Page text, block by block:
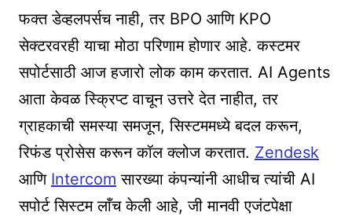
फक्त डेव्हलपर्सच नाही, तर BPO आणि KPO
सेक्टरवरही याचा मोठा परिणाम होणार आहे. कस्टमर
सपोर्टसाठी आज हजारो लोक काम करतात. AI Agents
आता केवळ स्क्रिप्ट वाचून उत्तरे देत नाहीत, तर
ग्राहकाची समस्या समजून, सिस्टममध्ये बदल करून,
रिफंड प्रोसेस करून कॉल क्लोज करतात. Zendesk
आणि Intercom सारख्या कंपन्यांनी आधीच त्यांची AI
सपोर्ट सिस्टम लाँच केली आहे, जी मानवी एजंटपेक्षा